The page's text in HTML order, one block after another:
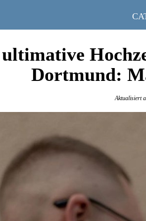
Dortmund:
Aktualisiert